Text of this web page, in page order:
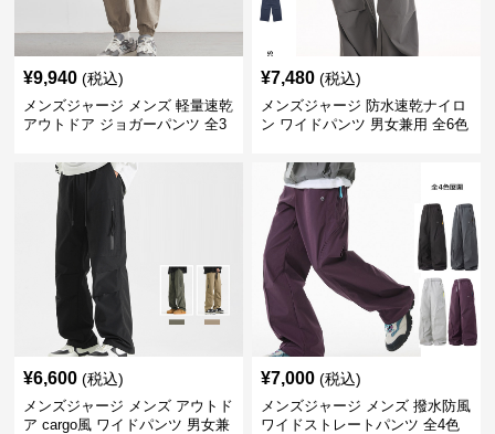
¥9,940 (税込)
メンズジャージ メンズ 軽量速乾
アウトドア ジョガーパンツ 全3
¥7,480 (税込)
メンズジャージ 防水速乾ナイロ
ン ワイドパンツ 男女兼用 全6色
¥6,600 (税込)
メンズジャージ メンズ アウトド
ア cargo風 ワイドパンツ 男女兼
¥7,000 (税込)
メンズジャージ メンズ 撥水防風
ワイドストレートパンツ 全4色